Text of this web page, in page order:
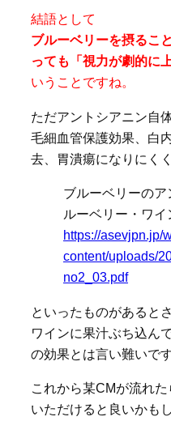
結語として
ブルーベリーを摂るこ
っても「視力が劇的に
いうことですね。
ただアントシアニン自
毛細血管保護効果、白
去、胃潰瘍になりにく
ブルーベリーの
ルーベリー・ワ
https://asevjpn.jp/
content/uploads/
no2_03.pdf
といったものがあると
ワインに果汁ぶち込ん
の効果とは言い難いです
これから某CMが流れ
いただけると良いかも